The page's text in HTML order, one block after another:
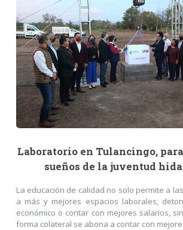
Laboratorio en Tulancingo,
sueños de la juventud
La educación de calidad no solo permite a
a más y mejores espacios laborales,
económico o contar con mejores salarios,
forma colateral se abona a contar con